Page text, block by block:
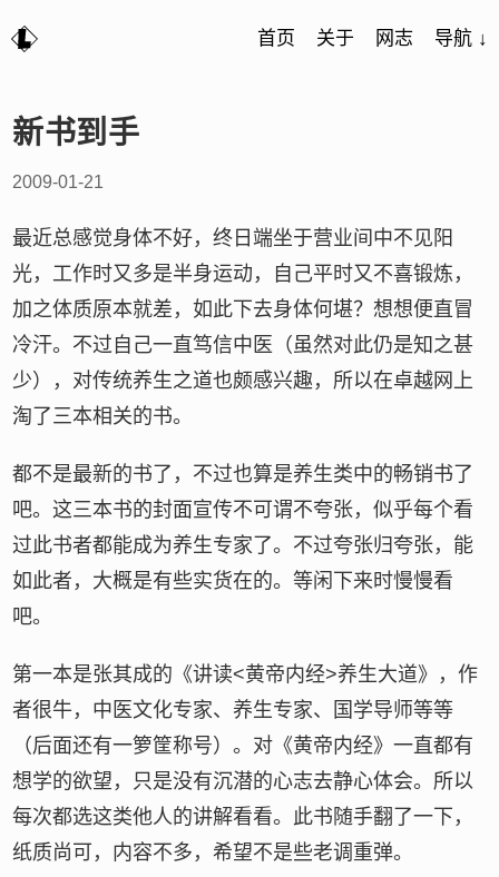
首页 关于 网志 导航 ↓
新书到手
2009-01-21
最近总感觉身体不好，终日端坐于营业间中不见阳
光，工作时又多是半身运动，自己平时又不喜锻炼，
加之体质原本就差，如此下去身体何堪？想想便直冒
冷汗。不过自己一直笃信中医（虽然对此仍是知之甚
少），对传统养生之道也颇感兴趣，所以在卓越网上
淘了三本相关的书。
都不是最新的书了，不过也算是养生类中的畅销书了
吧。这三本书的封面宣传不可谓不夸张，似乎每个看
过此书者都能成为养生专家了。不过夸张归夸张，能
如此者，大概是有些实货在的。等闲下来时慢慢看
吧。
第一本是张其成的《讲读<黄帝内经>养生大道》，作
者很牛，中医文化专家、养生专家、国学导师等等
（后面还有一箩筐称号）。对《黄帝内经》一直都有
想学的欲望，只是没有沉潜的心志去静心体会。所以
每次都选这类他人的讲解看看。此书随手翻了一下，
纸质尚可，内容不多，希望不是些老调重弹。